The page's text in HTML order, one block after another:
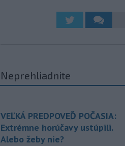
Neprehliadnite
VEĽKÁ PREDPOVEĎ POČASIA:
Extrémne horúčavy ustúpili.
Alebo žeby nie?